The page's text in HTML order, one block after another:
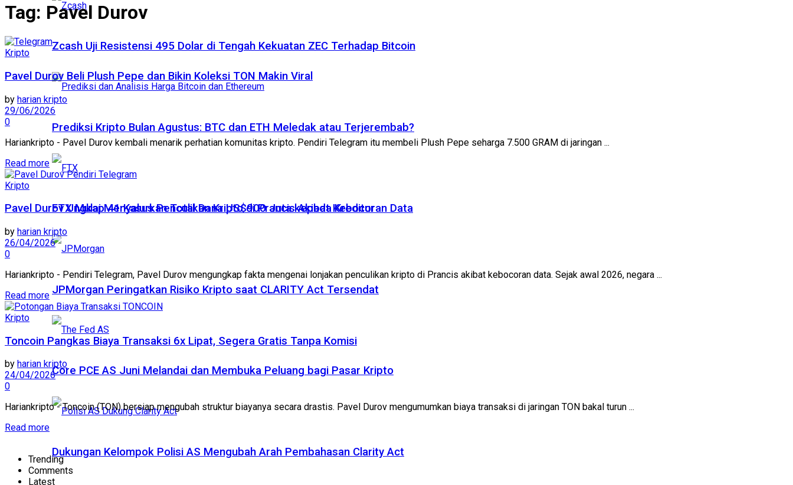
Zcash Uji Resistensi 495 Dolar di Tengah Kekuatan ZEC Terhadap Bitcoin
Prediksi Kripto Bulan Agustus: BTC dan ETH Meledak atau Terjerembab?
FTX Mulai Menyalurkan Total Dana US$900 Juta kepada Kreditur
JPMorgan Peringatkan Risiko Kripto saat CLARITY Act Tersendat
Core PCE AS Juni Melandai dan Membuka Peluang bagi Pasar Kripto
Dukungan Kelompok Polisi AS Mengubah Arah Pembahasan Clarity Act
Tag: Pavel Durov
Kripto
Pavel Durov Beli Plush Pepe dan Bikin Koleksi TON Makin Viral
by harian kripto
29/06/2026
0
Hariankripto - Pavel Durov kembali menarik perhatian komunitas kripto. Pendiri Telegram itu membeli Plush Pepe seharga 7.500 GRAM di jaringan ...
Read more
Kripto
Pavel Durov Ungkap 41 Kasus Penculikan Kripto di Prancis Akibat Kebocoran Data
by harian kripto
26/04/2026
0
Hariankripto - Pendiri Telegram, Pavel Durov mengungkap fakta mengenai lonjakan penculikan kripto di Prancis akibat kebocoran data. Sejak awal 2026, negara ...
Read more
Kripto
Toncoin Pangkas Biaya Transaksi 6x Lipat, Segera Gratis Tanpa Komisi
by harian kripto
24/04/2026
0
Hariankripto - Toncoin (TON) bersiap mengubah struktur biayanya secara drastis. Pavel Durov mengumumkan biaya transaksi di jaringan TON bakal turun ...
Read more
Trending
Comments
Latest